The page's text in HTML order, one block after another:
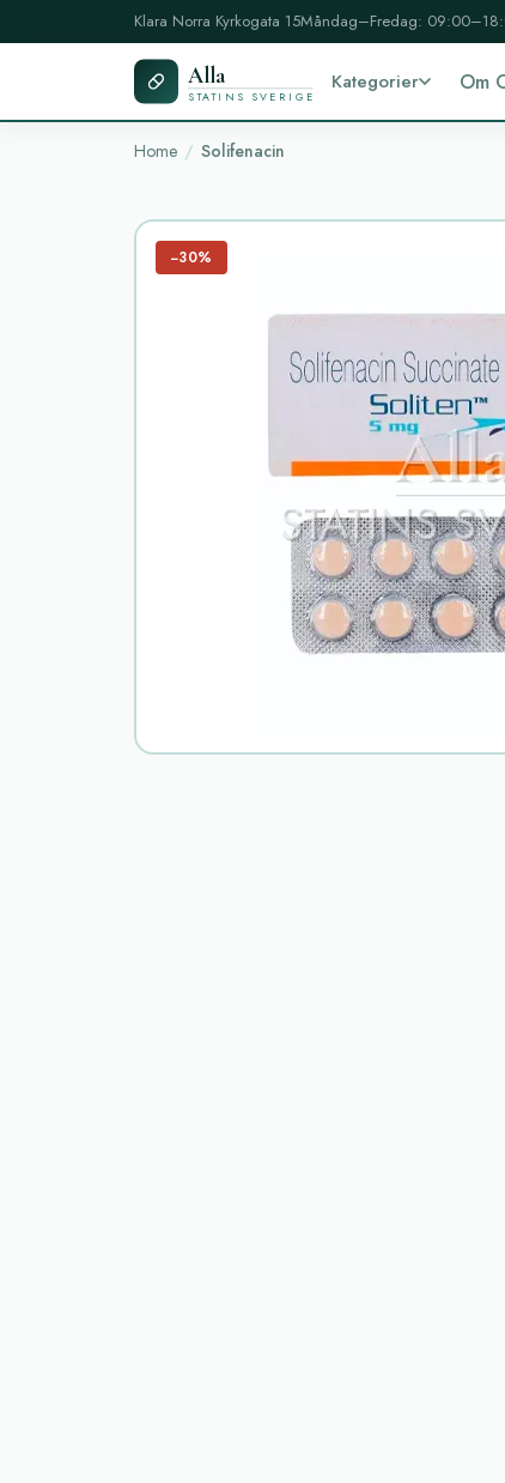
Klara Norra Kyrkogata 15Måndag–Fredag:
Alla
STATINS SVERIGE
Kategorier Om
Home Solifenacin
−30%